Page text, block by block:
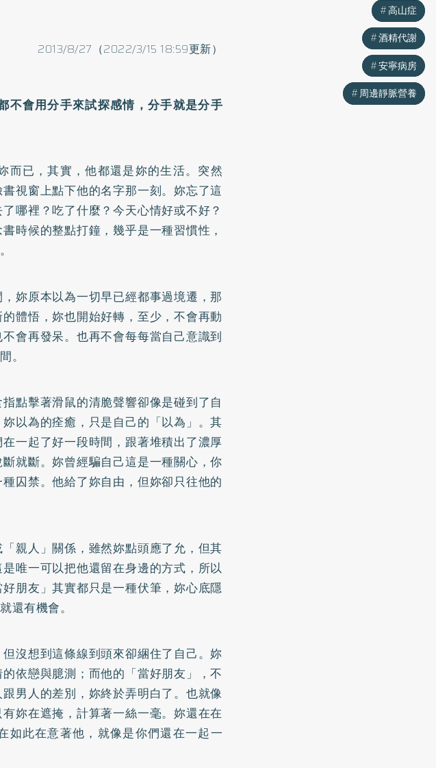
2013/8/27（2022/3/15 18:59更新）
不會用分手來試探感情，分手就是分手
而已，其實，他都還是妳的生活。突然
視窗上點下他的名字那一刻。妳忘了這
哪裡？吃了什麼？今天心情好或不好？
時候的整點打鐘，幾乎是一種習慣性，
妳原本以為一切早已經都事過境遷，那
體悟，妳也開始好轉，至少，不會再動
會再發呆。也再不會每每當自己意識到
。
點擊著滑鼠的清脆聲響卻像是碰到了自
以為的痊癒，只是自己的「以為」。其
一起了好一段時間，跟著堆積出了濃厚
就斷。妳曾經騙自己這是一種關心，你
囚禁。他給了妳自由，但妳卻只往他的
親人」關係，雖然妳點頭應了允，但其
唯一可以把他還留在身邊的方式，所以
朋友」其實都只是一種伏筆，妳心底隱
還有機會。
沒想到這條線到頭來卻綑住了自己。妳
依戀與臆測；而他的「當好朋友」，不
男人的差別，妳終於弄明白了。也就像
妳在遮掩，計算著一絲一毫。妳還在在
如此在意著他，就像是你們還在一起一
高山症
酒精代謝
安寧病房
周邊靜脈營養
高山症
酒精代謝
安寧病房
周邊靜脈營養